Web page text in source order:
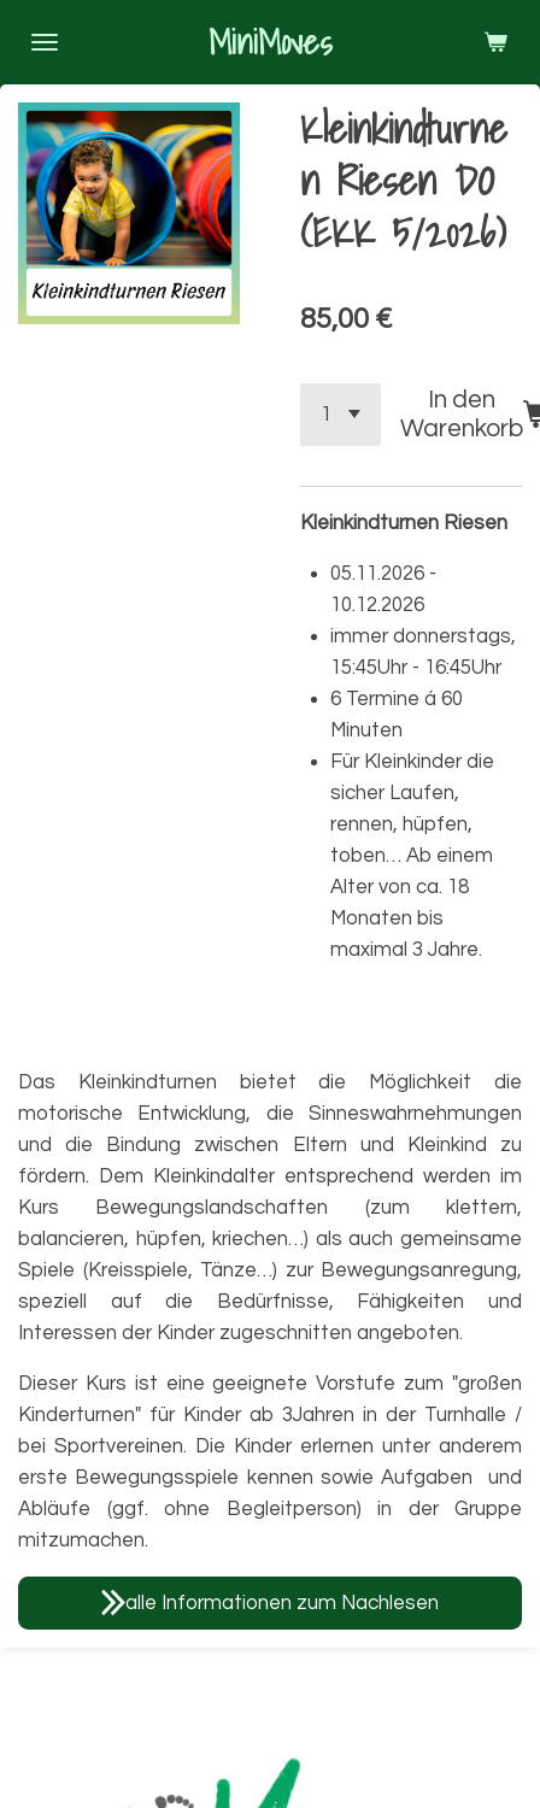
Hauptinhalt
springen
MiniMoves
Kleinkindturne
n Riesen DO
(EKK 5/2026)
85,00 €
In den
Warenkorb
Kleinkindturnen Riesen
05.11.2026 -
10.12.2026
immer donnerstags,
15:45Uhr - 16:45Uhr
6 Termine á 60
Minuten
Für Kleinkinder die
sicher Laufen,
rennen, hüpfen,
toben… Ab einem
Alter von ca. 18
Monaten bis
maximal 3 Jahre.
Das Kleinkindturnen bietet die Möglichkeit die
motorische Entwicklung, die Sinneswahrnehmungen
und die Bindung zwischen Eltern und Kleinkind zu
fördern. Dem Kleinkindalter entsprechend werden im
Kurs Bewegungslandschaften (zum klettern,
balancieren, hüpfen, kriechen…) als auch gemeinsame
Spiele (Kreisspiele, Tänze…) zur Bewegungsanregung,
speziell auf die Bedürfnisse, Fähigkeiten und
Interessen der Kinder zugeschnitten angeboten.
Dieser Kurs ist eine geeignete Vorstufe zum "großen
Kinderturnen" für Kinder ab 3Jahren in der Turnhalle /
bei Sportvereinen. Die Kinder erlernen unter anderem
erste Bewegungsspiele kennen sowie Aufgaben und
Abläufe (ggf. ohne Begleitperson) in der Gruppe
mitzumachen.
alle Informationen zum Nachlesen